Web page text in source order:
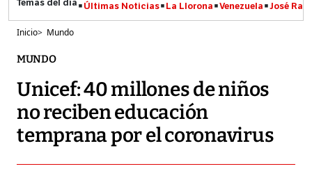
Últimas Noticias La Llorona Venezuela José
Inicio> Mundo
MUNDO
Unicef: 40 millones de niños
no reciben educación
temprana por el coronavirus